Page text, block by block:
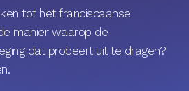
tot het franciscaanse
manier waarop de
dat probeert uit te dragen?